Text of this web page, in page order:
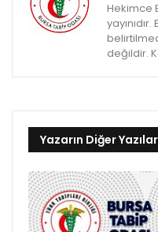
Hekimce
değildir.
Yazarın Diğer